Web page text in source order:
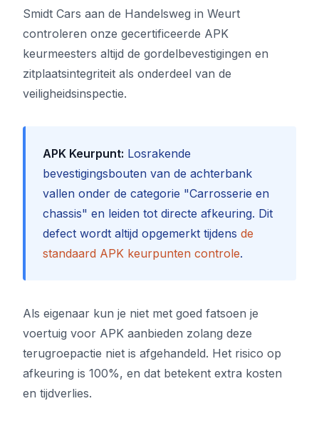
Smidt Cars aan de Handelsweg in Weurt
controleren onze gecertificeerde APK
keurmeesters altijd de gordelbevestigingen en
zitplaatsintegriteit als onderdeel van de
veiligheidsinspectie.
APK Keurpunt: Losrakende
bevestigingsbouten van de achterbank
vallen onder de categorie "Carrosserie en
chassis" en leiden tot directe afkeuring. Dit
defect wordt altijd opgemerkt tijdens de
standaard APK keurpunten controle.
Als eigenaar kun je niet met goed fatsoen je
voertuig voor APK aanbieden zolang deze
terugroepactie niet is afgehandeld. Het risico op
afkeuring is 100%, en dat betekent extra kosten
en tijdverlies.